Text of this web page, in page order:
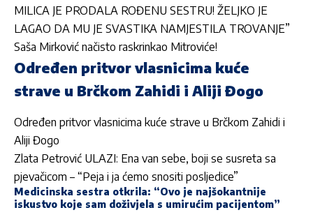
MILICA JE PRODALA ROĐENU SESTRU! ŽELJKO JE
LAGAO DA MU JE SVASTIKA NAMJESTILA TROVANJE”
Saša Mirković načisto raskrinkao Mitroviće!
Određen pritvor vlasnicima kuće
strave u Brčkom Zahidi i Aliji Đogo
Određen pritvor vlasnicima kuće strave u Brčkom Zahidi i
Aliji Đogo
Zlata Petrović ULAZI: Ena van sebe, boji se susreta sa
pjevačicom – “Peja i ja ćemo snositi posljedice”
Medicinska sestra otkrila: “Ovo je najšokantnije
iskustvo koje sam doživjela s umirućim pacijentom”